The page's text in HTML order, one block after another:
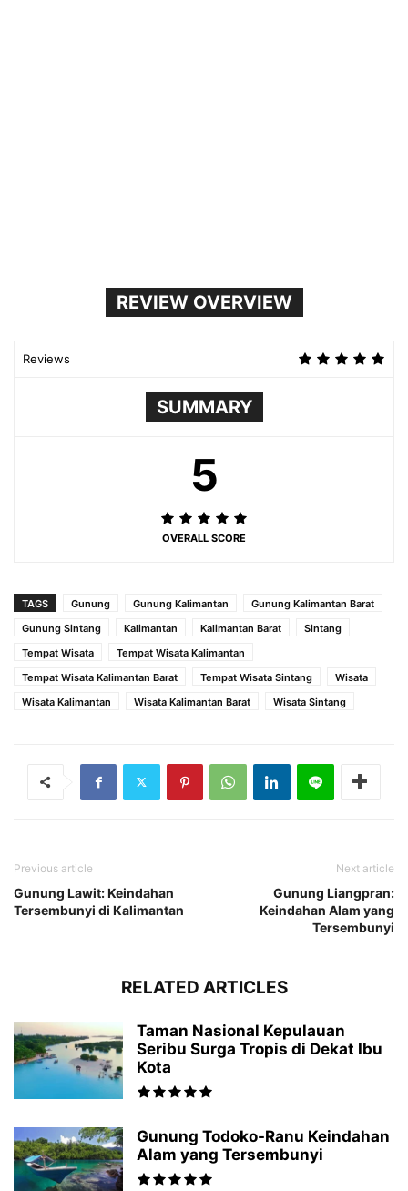
REVIEW OVERVIEW
Reviews
SUMMARY
5
OVERALL SCORE
TAGS Gunung Gunung Kalimantan
Gunung Kalimantan Barat
Gunung Sintang
Kalimantan Kalimantan Barat
Sintang
Tempat Wisata
Tempat Wisata Kalimantan
Tempat Wisata Kalimantan Barat
Tempat Wisata Sintang
Wisata
Wisata Kalimantan
Wisata Kalimantan Barat Wisata Sintang
Previous article
Gunung Lawit: Keindahan
Tersembunyi di Kalimantan
Next article
Gunung Liangpran:
Keindahan Alam yang
Tersembunyi
RELATED ARTICLES
Taman Nasional Kepulauan
Seribu Surga Tropis di Dekat Ibu
Kota
Gunung Todoko-Ranu Keindahan
Alam yang Tersembunyi